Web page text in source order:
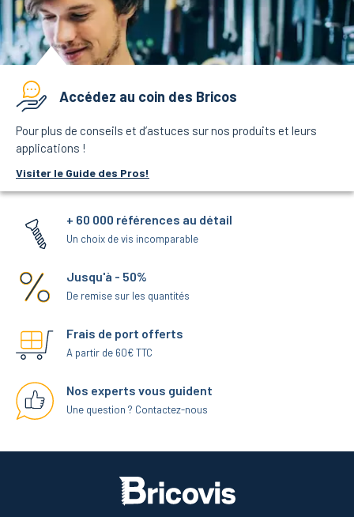
Accédez au coin des Bricos
Pour plus de conseils et d’astuces sur nos produits et leurs
applications !
Visiter le Guide des Pros!
+ 60 000 références au détail
Un choix de vis incomparable
Jusqu'à - 50%
De remise sur les quantités
Frais de port offerts
A partir de 60€ TTC
Nos experts vous guident
Une question ? Contactez-nous